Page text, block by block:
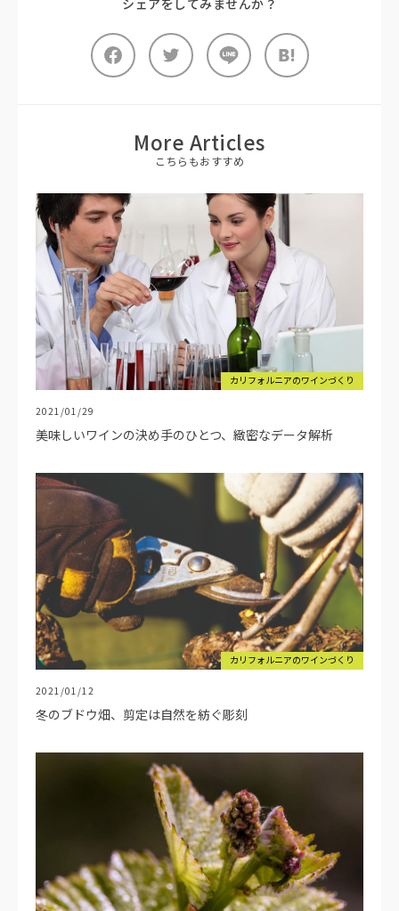
シェアをしてみませんか？
More Articles
こちらもおすすめ
カリフォルニアのワインづくり
美味しいワインの決め手のひとつ、緻密なデータ解析
2021/01/29
カリフォルニアのワインづくり
冬のブドウ畑、剪定は自然を紡ぐ彫刻
2021/01/12